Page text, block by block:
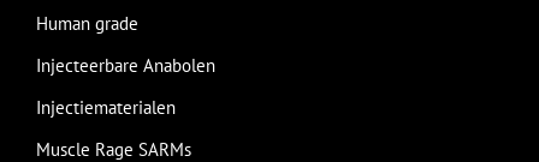
Human grade
Injecteerbare Anabolen
Injectiematerialen
Muscle Rage SARMs